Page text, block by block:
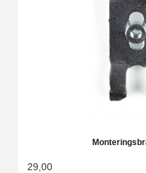
29,00